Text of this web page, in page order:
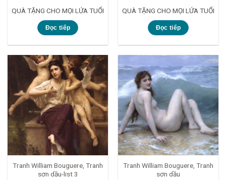
QUÀ TẶNG CHO MỌI LỨA TUỔI
Đọc tiếp
QUÀ TẶNG CHO MỌI LỨA TUỔI
Đọc tiếp
Tranh William Bouguere, Tranh
sơn dầu-list 3
Tranh William Bouguere, Tranh
sơn dầu